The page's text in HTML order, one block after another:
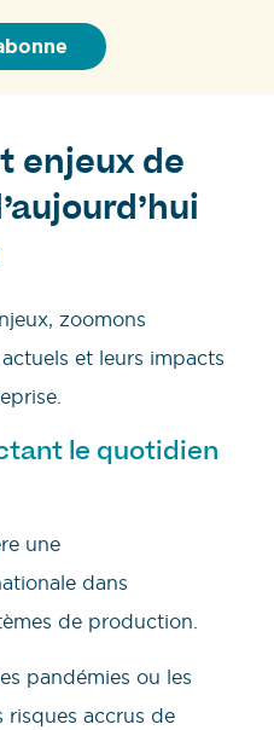
enjeux de
zoomons
et leurs impacts
le quotidien
une
dans
de production.
pandémies ou les
risques accrus de